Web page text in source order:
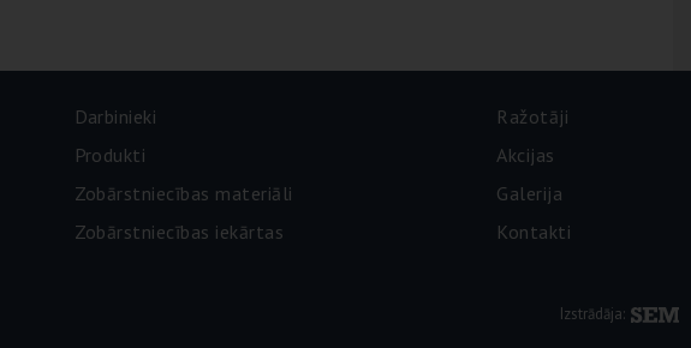
Darbinieki
Produkti
Zobārstniecības materiāli
Zobārstniecības iekārtas
Ražotāji
Akcijas
Galerija
Kontakti
Izstrādāja: